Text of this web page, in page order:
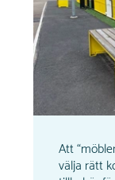
Att
välja rätt